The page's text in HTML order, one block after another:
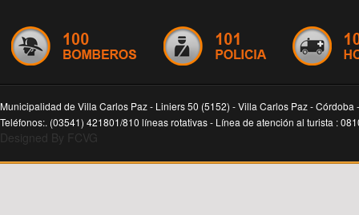
Municipalidad de Villa Carlos Paz - Liniers 50 (5152) - Villa Carlos Paz - Córdoba
Teléfonos:. (03541) 421801/810 líneas rotativas - Línea de atención al turista :
Designed By FCVG